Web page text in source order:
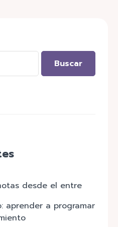
Buscar
desde el entre
aprender a programar